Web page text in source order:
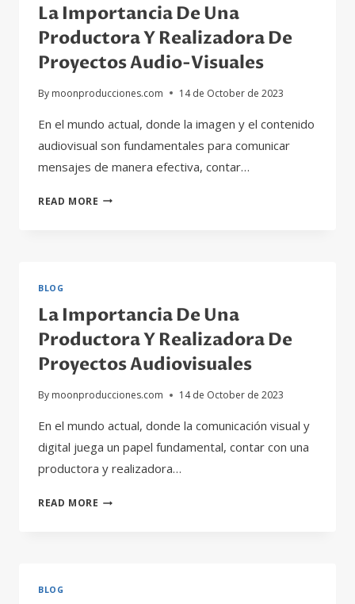
CREATIVOS
La Importancia De Una
Productora Y Realizadora De
Proyectos Audio-Visuales
By moonproducciones.com 14 de October de 2023
En el mundo actual, donde la imagen y el contenido
audiovisual son fundamentales para comunicar
mensajes de manera efectiva, contar…
READ MORE LA
DE
PROYECTOS
AUDIO-
VISUALES
BLOG
La Importancia De Una
Productora Y Realizadora De
Proyectos Audiovisuales
By moonproducciones.com 14 de October de 2023
En el mundo actual, donde la comunicación visual y
digital juega un papel fundamental, contar con una
productora y realizadora…
READ MORE LA
BLOG